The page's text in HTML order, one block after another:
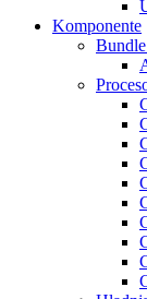
Komponente